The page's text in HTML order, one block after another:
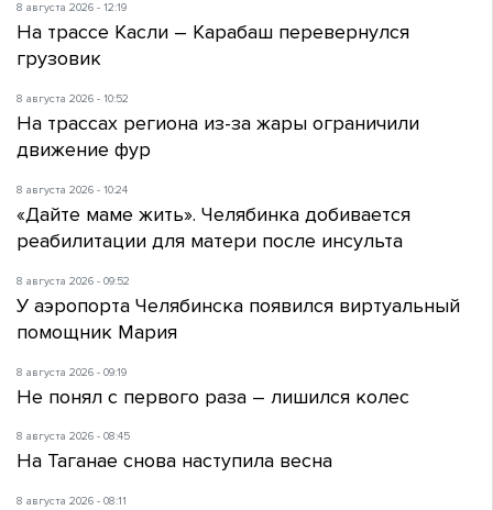
8 августа 2026 - 12:19
На трассе Касли – Карабаш перевернулся
грузовик
8 августа 2026 - 10:52
На трассах региона из-за жары ограничили
движение фур
8 августа 2026 - 10:24
«Дайте маме жить». Челябинка добивается
реабилитации для матери после инсульта
8 августа 2026 - 09:52
У аэропорта Челябинска появился виртуальный
помощник Мария
8 августа 2026 - 09:19
Не понял с первого раза – лишился колес
8 августа 2026 - 08:45
На Таганае снова наступила весна
8 августа 2026 - 08:11